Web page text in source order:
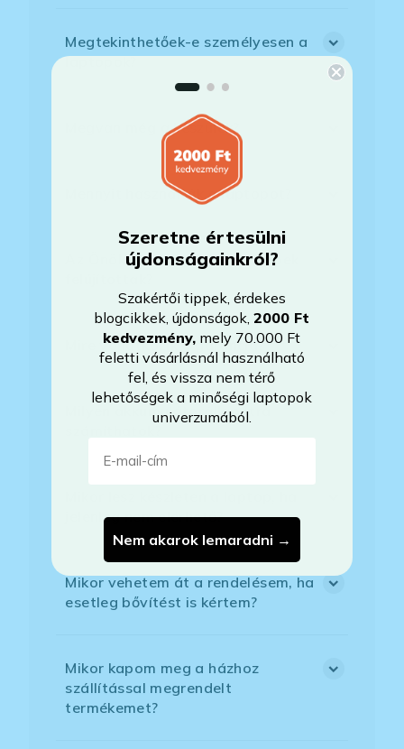
Megtekinthetőek-e személyesen a
laptopok?
Megvan még a készülék?
Mennyit használták a laptopot?
Az Önök által értékesített gépek
Mire vonatkozik a garancia?
Milyen akkumulátorállapotra
jelenleg nem elérhető?
Mikor vehetem át a rendelésem, ha
esetleg bővítést is kértem?
Mikor kapom meg a házhoz
szállítással megrendelt
termékemet?
Szeretne értesülni
újdonságainkról?
Szakértői tippek, érdekes
blogcikkek, újdonságok,2000 Ft
kedvezmény, mely 70.000 Ft
feletti vásárlásnál használható
fel, és vissza nem térő
lehetőségek a minőségi laptopok
univerzumából.
Nem akarok lemaradni →